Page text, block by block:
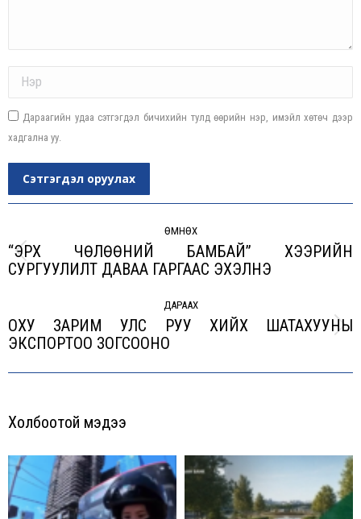
Дараагийн удаа сэтгэгдэл бичихийн тулд өөрийн нэр, имэйл хөтөч дээр
хадгална уу.
Сэтгэгдэл оруулах
navigation
ӨМНӨХ
Previous
“ЭРX ЧӨЛӨӨНИЙ БАМБАЙ” XЭЭРИЙН
СУРГУУЛИЛТ ДАВАА ГАРГААС ЭXЭЛНЭ
ДАРААХ
Next
ОХУ ЗАРИМ УЛС РУУ ХИЙХ ШАТАХУУНЫ
ЭКСПОРТОО ЗОГСООНО
Холбоотой мэдээ